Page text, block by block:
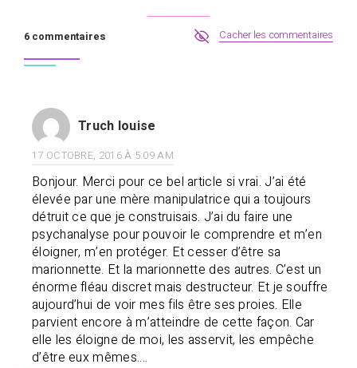
6 commentaires Cacher les commentaires
Truch louise
17 OCTOBRE, 2016 À 5:09 AM
Bonjour. Merci pour ce bel article si vrai. J’ai été
élevée par une mère manipulatrice qui a toujours
détruit ce que je construisais. J’ai du faire une
psychanalyse pour pouvoir le comprendre et m’en
éloigner, m’en protéger. Et cesser d’être sa
marionnette. Et la marionnette des autres. C’est un
énorme fléau discret mais destructeur. Et je souffre
aujourd’hui de voir mes fils être ses proies. Elle
parvient encore à m’atteindre de cette façon. Car
elle les éloigne de moi, les asservit, les empêche
d’être eux mêmes….